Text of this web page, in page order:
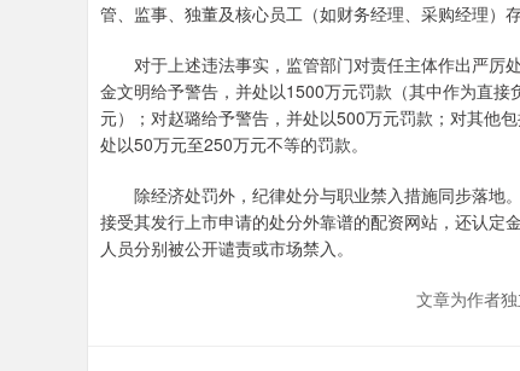
管、监事、独董及核心员工（如财务经理、采购经理）
对于上述违法事实，监管部门对责任主体作出严厉
金文明给予警告，并处以1500万元罚款（其中作为直
元）；对赵璐给予警告，并处以500万元罚款；对其他
处以50万元至250万元不等的罚款。
除经济处罚外，纪律处分与职业禁入措施同步落地
接受其发行上市申请的处分外靠谱的配资网站，还认定
人员分别被公开谴责或市场禁入。
文章为作者